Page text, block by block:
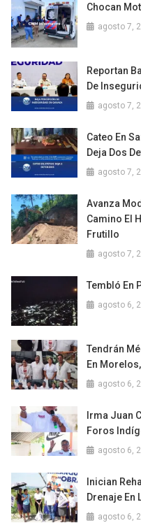
Chocan
agosto 7,
Reportan
De
agosto 7,
Cateo En
Deja Dos
agosto 7,
Avanza
Camino El
Frutillo
agosto 7,
Tembló En
agosto 6,
Tendrán
En
agosto 6,
Irma Juan
Foros
agosto 6,
Inician
Drenaje En
agosto 6,